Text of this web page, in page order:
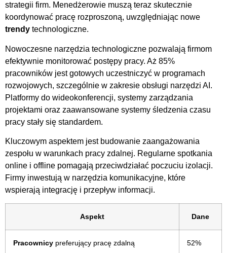
strategii firm. Menedżerowie muszą teraz skutecznie
koordynować pracę rozproszoną, uwzględniając nowe
trendy technologiczne.
Nowoczesne narzędzia technologiczne pozwalają firmom
efektywnie monitorować postępy pracy. Aż 85%
pracowników jest gotowych uczestniczyć w programach
rozwojowych, szczególnie w zakresie obsługi narzędzi AI.
Platformy do wideokonferencji, systemy zarządzania
projektami oraz zaawansowane systemy śledzenia czasu
pracy stały się standardem.
Kluczowym aspektem jest budowanie zaangażowania
zespołu w warunkach pracy zdalnej. Regularne spotkania
online i offline pomagają przeciwdziałać poczuciu izolacji.
Firmy inwestują w narzędzia komunikacyjne, które
wspierają integrację i przepływ informacji.
Aspekt Dane
Pracownicy preferujący pracę zdalną 52%